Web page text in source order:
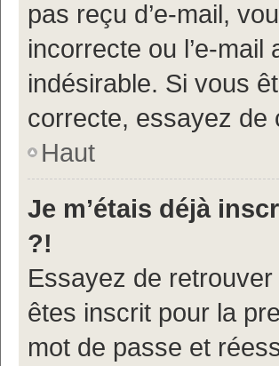
pas reçu d’e-mail,
incorrecte ou l’e-
indésirable. Si vous
correcte, essayez de
Haut
Je m’étais déjà
?!
Essayez de
êtes inscrit pour la
mot de passe et